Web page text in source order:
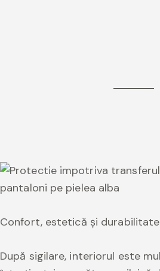
Confort, estetică și
După sigilare, interiorul este